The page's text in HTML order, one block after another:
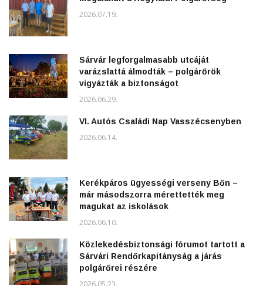
2026.07.19.
Sárvár legforgalmasabb utcáját
varázslattá álmodták – polgárőrök
vigyázták a biztonságot
2026.06.29.
VI. Autós Családi Nap Vasszécsenyben
2026.06.14.
Kerékpáros ügyességi verseny Bőn –
már másodszorra mérettették meg
magukat az iskolások
2026.06.10.
Közlekedésbiztonsági fórumot tartott a
Sárvári Rendőrkapitányság a járás
polgárőrei részére
2026.05.23.